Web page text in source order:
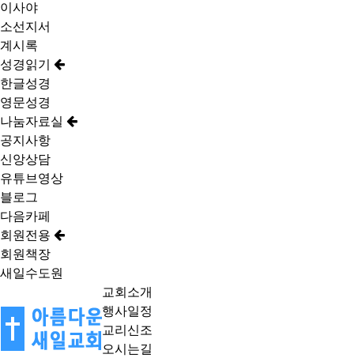
이사야
소선지서
계시록
성경읽기
한글성경
영문성경
나눔자료실
공지사항
신앙상담
유튜브영상
블로그
다음카페
회원전용
회원책장
새일수도원
교회소개
행사일정
교리신조
오시는길